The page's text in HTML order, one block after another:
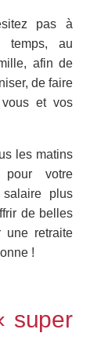
pas à
temps, au
afin de
de faire
et vos
les matins
pour votre
plus
de belles
une retraite
!
super